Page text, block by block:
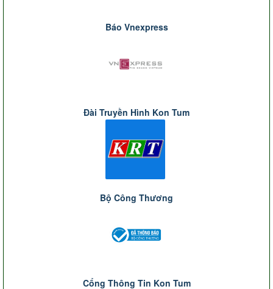
Báo Vnexpress
Đài Truyền Hình Kon Tum
Bộ Công Thương
Cổng Thông Tin Kon Tum